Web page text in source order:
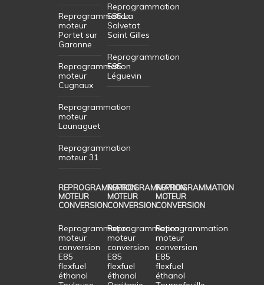
Reprogrammation
moteur
Portet sur
Garonne
Reprogrammation
moteur
Cugnaux
Reprogrammation
moteur
Launaguet
Reprogrammation
moteur 31
Reprogrammation
E85 La
Salvetat
Saint Gilles
Reprogrammation
E85
Léguevin
REPROGRAMMATION
MOTEUR
CONVERSION
Reprogrammation
moteur
conversion
E85
flexfuel
éthanol
REPROGRAMMATION
MOTEUR
CONVERSION
Reprogrammation
moteur
conversion
E85
flexfuel
éthanol
REPROGRAMMATION
MOTEUR
CONVERSION
Reprogrammation
moteur
conversion
E85
flexfuel
éthanol